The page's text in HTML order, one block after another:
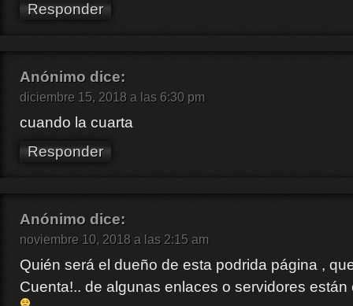
Responder
Anónimo dice:
diciembre 15, 2018 a las 6:30 pm
cuando la cuarta
Responder
Anónimo dice:
noviembre 10, 2018 a las 2:15 am
Quién será el dueño de esta podrida página ,
Cuenta!.. de algunas enlaces o servidores están